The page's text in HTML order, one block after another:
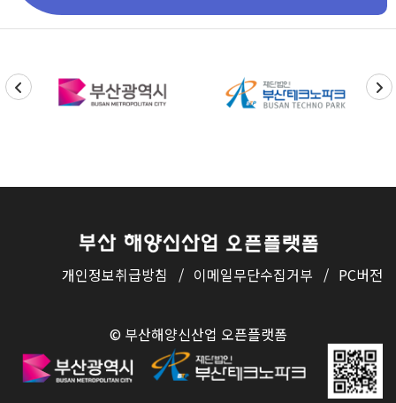
개인정보취급방침 / 이메일무단수집거부 / PC버전
© 부산해양신산업 오픈플랫폼